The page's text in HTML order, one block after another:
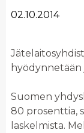
02.10.2014
Suomen
80 prosenttia,
laskelmista.